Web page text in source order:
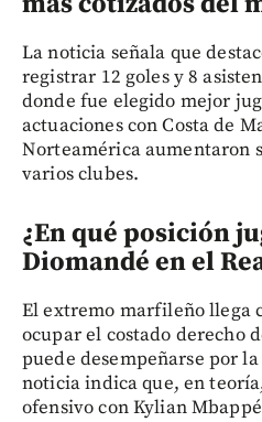
La noticia señala que
registrar 12 goles y 8
donde fue elegido mejor
actuaciones con Costa de
Norteamérica aumentaron
varios clubes.
¿En qué posición
Diomandé en el
El extremo marfileño llega
ocupar el costado derecho
puede desempeñarse por
noticia indica que, en
ofensivo con Kylian